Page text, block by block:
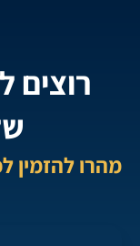
רוצים
מהרו להזמין